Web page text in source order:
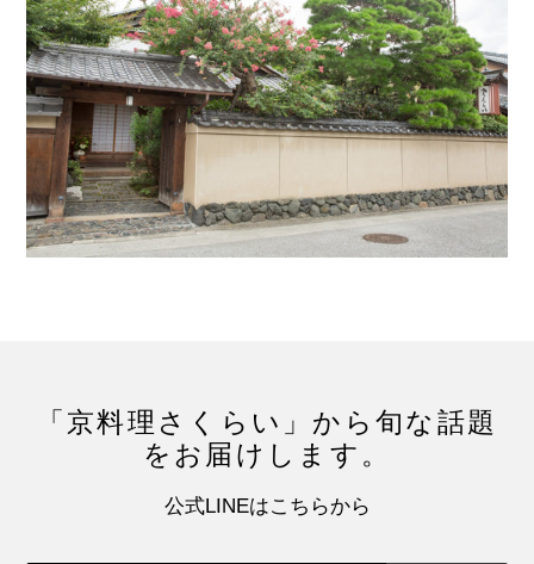
「京料理さくらい」から旬な話題
をお届けします。
公式LINEはこちらから